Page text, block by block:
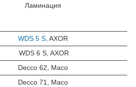
Ламинация
WDS 5 S, AXOR
WDS 6 S, AXOR
Decco 62, Масо
Decco 71, Масо